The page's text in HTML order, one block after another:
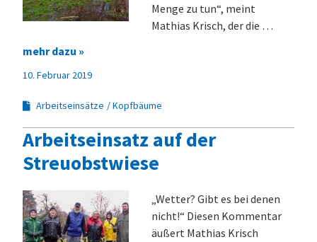
Menge zu tun“, meint
Mathias Krisch, der die …
mehr dazu »
10. Februar 2019
Arbeitseinsätze Kopfbäume
Arbeitseinsatz auf der
Streuobstwiese
„Wetter? Gibt es bei denen
nicht!“ Diesen Kommentar
äußert Mathias Krisch